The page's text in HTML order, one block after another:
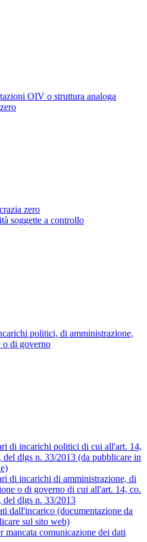
OIV o struttura analoga
zero
soggette a controllo
politici, di amministrazione,
o di governo
di incarichi politici di cui all'art. 14,
del dlgs n. 33/2013 (da pubblicare in
di incarichi di amministrazione, di
o di governo di cui all'art. 14, co.
del dlgs n. 33/2013
dall'incarico (documentazione da
sul sito web)
mancata comunicazione dei dati